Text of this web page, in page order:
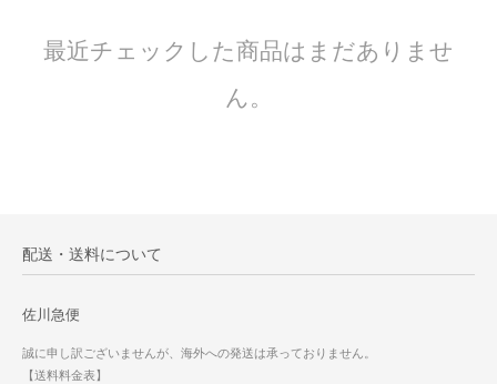
最近チェックした商品はまだありませ
ん。
配送・送料について
佐川急便
誠に申し訳ございませんが、海外への発送は承っておりません。
【送料料金表】